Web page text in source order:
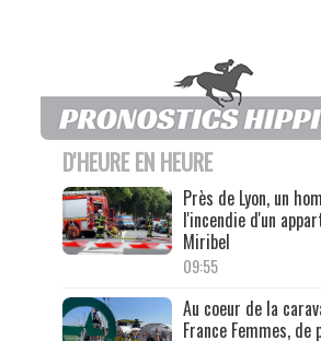
D'HEURE EN HEURE
Près de Lyon, un
l'incendie d'un
Miribel
09:55
Au coeur de la
France Femmes, de